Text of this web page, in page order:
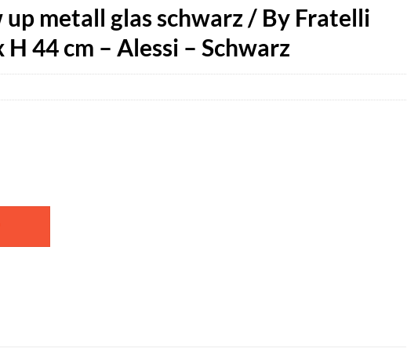
metall glas schwarz / By Fratelli
44 cm – Alessi – Schwarz